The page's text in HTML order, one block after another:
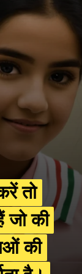
तो
जो की
की
तो
जो की
की